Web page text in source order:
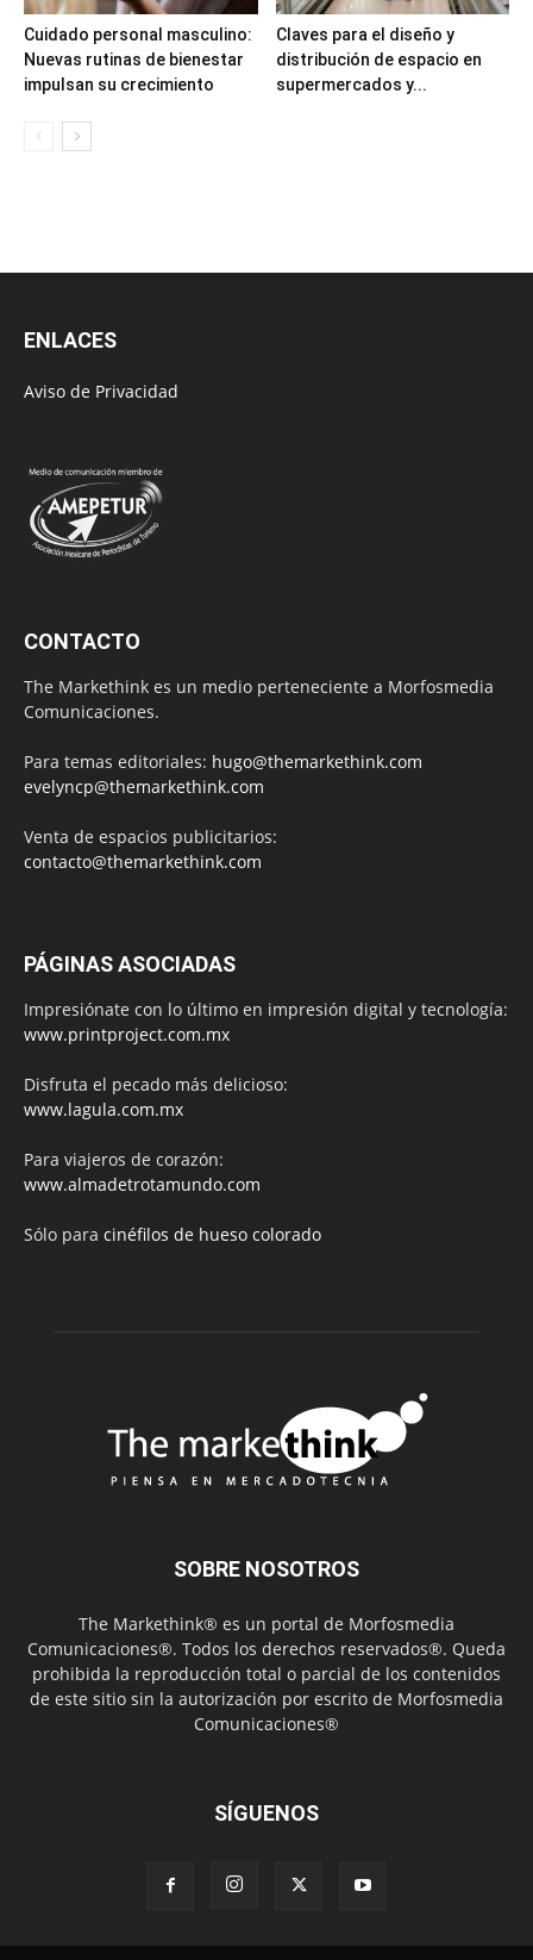
Cuidado personal masculino:
Nuevas rutinas de bienestar
impulsan su crecimiento
Claves para el diseño y
distribución de espacio en
supermercados y...
ENLACES
Aviso de Privacidad
CONTACTO
The Markethink es un medio perteneciente a Morfosmedia
Comunicaciones.
Para temas editoriales: hugo@themarkethink.com
evelyncp@themarkethink.com
Venta de espacios publicitarios:
contacto@themarkethink.com
PÁGINAS ASOCIADAS
Impresiónate con lo último en impresión digital y tecnología:
www.printproject.com.mx
Disfruta el pecado más delicioso:
www.lagula.com.mx
Para viajeros de corazón:
www.almadetrotamundo.com
Sólo para cinéfilos de hueso colorado
SOBRE NOSOTROS
The Markethink® es un portal de Morfosmedia
Comunicaciones®. Todos los derechos reservados®. Queda
prohibida la reproducción total o parcial de los contenidos
de este sitio sin la autorización por escrito de Morfosmedia
Comunicaciones®
SÍGUENOS